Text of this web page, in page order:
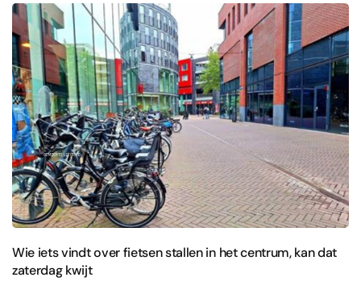
Wie iets vindt over fietsen stallen in het centrum, kan dat
zaterdag kwijt